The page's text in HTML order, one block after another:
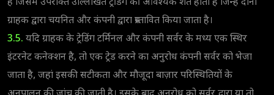
है जिसमें उपरोक्त उल्लिखित ट्रेडिंग की आवश्यक शर्तें होती हैं जिन्हें दोनों
ग्राहक द्वारा चयनित और कंपनी द्वारा प्रस्तावित किया जाता है।
3.5. यदि ग्राहक के ट्रेडिंग टर्मिनल और कंपनी सर्वर के मध्य एक स्थिर
इंटरनेट कनेक्शन है, तो एक ट्रेड करने का अनुरोध कंपनी सर्वर को भेजा
जाता है, जहां इसकी सटीकता और मौजूदा बाज़ार परिस्थितियों के